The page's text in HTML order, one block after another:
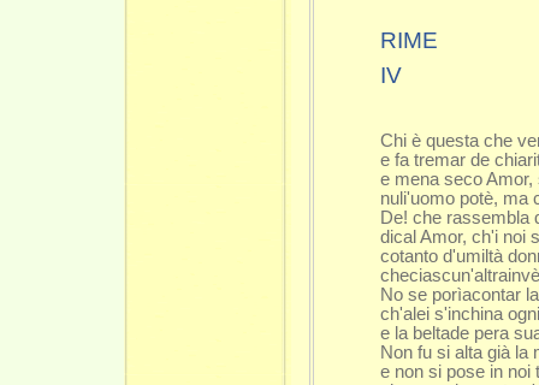
RIME
IV
Chi è questa che
e fa tremar de
e mena seco Amor,
nuli'uomo potè, ma
De! che rassembla
dical Amor, ch'i noi
cotanto d'umiltà
No se porìacontar
ch'alei s'inchina
e la beltade pera
Non fu si alta già la
e non si pose in noi